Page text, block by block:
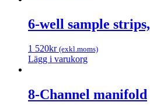
6-well sample
1 520kr (exkl.moms)
Lägg i varukorg
8-Channel manifold